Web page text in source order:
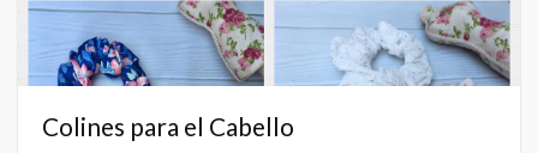
Colines para el Cabello